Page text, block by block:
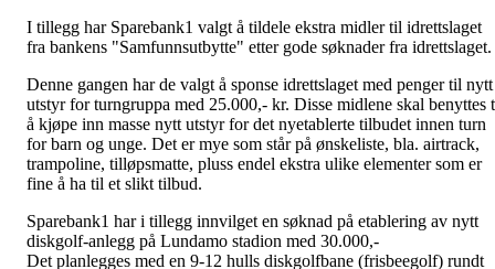
I tillegg har Sparebank1 valgt å tildele ekstra midler til idrettslaget
fra bankens "Samfunnsutbytte" etter gode søknader fra idrettslaget.
Denne gangen har de valgt å sponse idrettslaget med penger til nytt
utstyr for turngruppa med 25.000,- kr. Disse midlene skal benyttes
å kjøpe inn masse nytt utstyr for det nyetablerte tilbudet innen turn
for barn og unge. Det er mye som står på ønskeliste, bla. airtrack,
trampoline, tilløpsmatte, pluss endel ekstra ulike elementer som er
fine å ha til et slikt tilbud.
Sparebank1 har i tillegg innvilget en søknad på etablering av nytt
diskgolf-anlegg på Lundamo stadion med 30.000,-
Det planlegges med en 9-12 hulls diskgolfbane (frisbeegolf) rundt